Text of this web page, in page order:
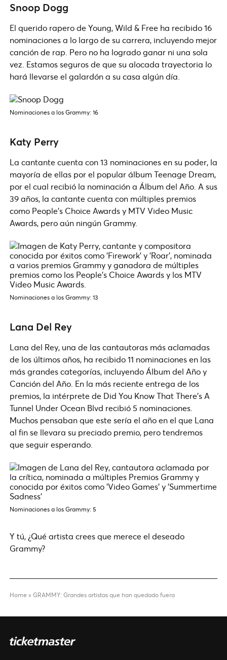
Snoop Dogg
El querido rapero de Young, Wild & Free ha recibido 16
nominaciones a lo largo de su carrera, incluyendo mejor
canción de rap. Pero no ha logrado ganar ni una sola
vez. Estamos seguros de que su alocada trayectoria lo
hará llevarse el galardón a su casa algún día.
Nominaciones a los Grammy: 16
Katy Perry
La cantante cuenta con 13 nominaciones en su poder, la
mayoría de ellas por el popular álbum Teenage Dream,
por el cual recibió la nominación a Álbum del Año. A sus
39 años, la cantante cuenta con múltiples premios
como People’s Choice Awards y MTV Video Music
Awards, pero aún ningún Grammy.
Nominaciones a los Grammy: 13
Lana Del Rey
Lana del Rey, una de las cantautoras más aclamadas
de los últimos años, ha recibido 11 nominaciones en las
más grandes categorías, incluyendo Álbum del Año y
Canción del Año. En la más reciente entrega de los
premios, la intérprete de Did You Know That There’s A
Tunnel Under Ocean Blvd recibió 5 nominaciones.
Muchos pensaban que este sería el año en el que Lana
al fin se llevara su preciado premio, pero tendremos
que seguir esperando.
Nominaciones a los Grammy: 5
Y tú, ¿Qué artista crees que merece el deseado
Grammy?
Home » GRAMMY: Grandes artistas que han quedado fuera